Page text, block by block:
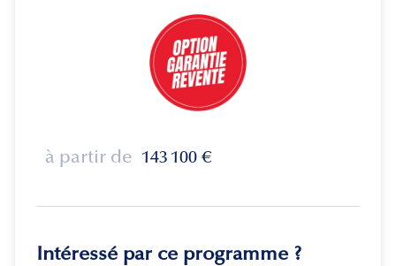
à partir de 143 100 €
Intéressé par ce programme ?